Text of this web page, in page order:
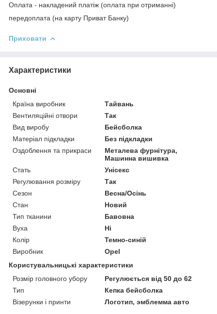
Оплата - накладений платіж (оплата при отриманні)
передоплата (на карту Приват Банку)
Приховати
Характеристики
Основні
Країна виробник
Тайвань
Вентиляційні отвори
Так
Вид виробу
Бейсболка
Матеріал підкладки
Без підкладки
Оздоблення та прикраси
Металева фурнітура,
Машинна вишивка
Стать
Унісекс
Регулювання розміру
Так
Сезон
Весна/Осінь
Стан
Новий
Тип тканини
Бавовна
Вуха
Ні
Колір
Темно-синій
Виробник
Opel
Користувальницькі характеристики
Розмір головного убору
Регулюється від 50 до 62
Тип
Кепка бейсболка
Візерунки і принти
Логотип, эмблемма авто